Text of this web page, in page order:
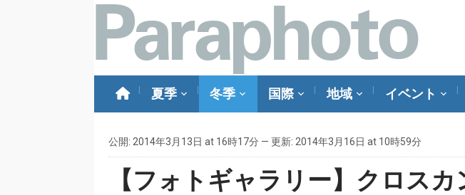
夏季 冬季 国際 地域 イベント
公開: 2014年3月13日 at 16時17分 — 更新: 2014年3月16日 at 10時59分
【フォトギャラリー】クロス